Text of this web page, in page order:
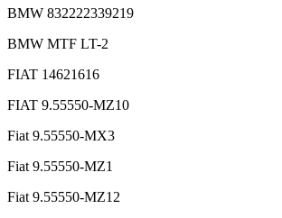
BMW 832222339219
BMW MTF LT-2
FIAT 14621616
FIAT 9.55550-MZ10
Fiat 9.55550-MX3
Fiat 9.55550-MZ1
Fiat 9.55550-MZ12